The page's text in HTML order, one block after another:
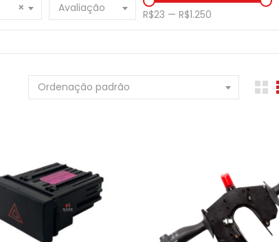
× Avaliação R$23 — R$1.250
Ordenação padrão